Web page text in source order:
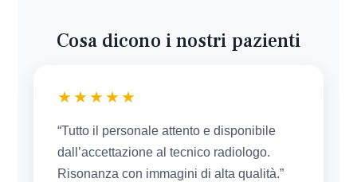
Cosa dicono i nostri pazienti
★★★★★
“Tutto il personale attento e disponibile
dall’accettazione al tecnico radiologo.
Risonanza con immagini di alta qualità.”